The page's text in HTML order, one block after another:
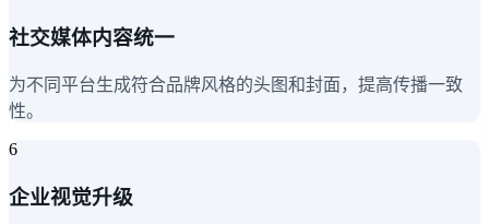
社交媒体内容统一
为不同平台生成符合品牌风格的头图和封面，提高传播一致
性。
6
企业视觉升级